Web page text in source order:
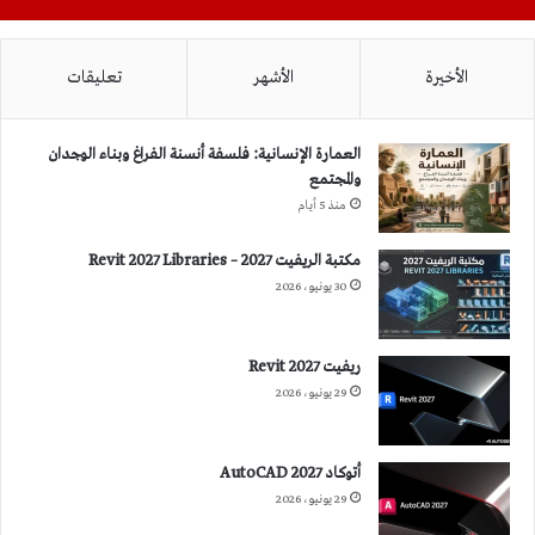
الأخيرة الأشهر تعليقات
العمارة الإنسانية: فلسفة أنسنة الفراغ وبناء الوجدان
والمجتمع
منذ 5 أيام
مكتبة الريفيت 2027 – Revit 2027 Libraries
30 يونيو، 2026
ريفيت 2027 Revit
29 يونيو، 2026
أتوكاد 2027 AutoCAD
29 يونيو، 2026